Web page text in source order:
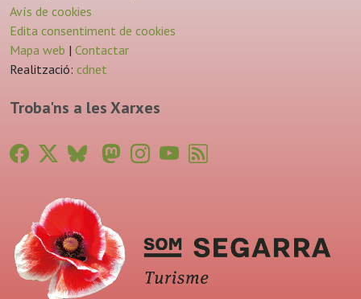
Avís de cookies
Edita consentiment de cookies
Mapa web | Contactar
Realització: cdnet
Troba'ns a les Xarxes